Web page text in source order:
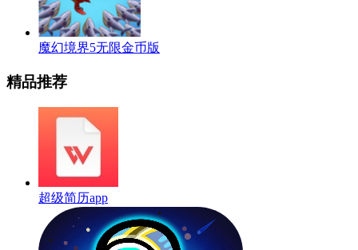
魔幻境界5无限金币版
精品推荐
超级简历app